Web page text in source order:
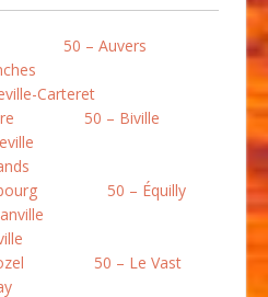
50 – Auvers
Carteret
50 – Biville
50 – Équilly
50 – Le Vast